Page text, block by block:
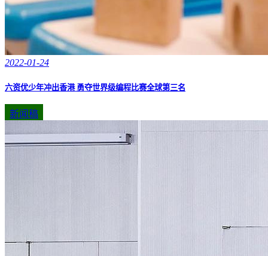
2022-01-24
六资优少年冲出香港 勇夺世界级编程比赛全球第三名
新闻稿